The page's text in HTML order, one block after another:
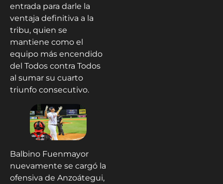
entrada para darle la
ventaja definitiva a la
tribu, quien se
mantiene como el
equipo más encendido
del Todos contra Todos
al sumar su cuarto
triunfo consecutivo.
Balbino Fuenmayor
nuevamente se cargó la
ofensiva de Anzoátegui,